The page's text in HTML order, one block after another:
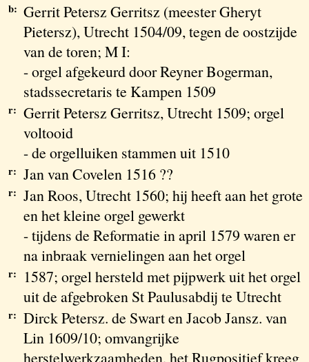
b: Gerrit Petersz Gerritsz (meester Gheryt
Pietersz), Utrecht 1504/09, tegen de oostzijde
van de toren; M I:
- orgel afgekeurd door Reyner Bogerman,
stadssecretaris te Kampen 1509
r: Gerrit Petersz Gerritsz, Utrecht 1509; orgel
voltooid
- de orgelluiken stammen uit 1510
r: Jan van Covelen 1516 ??
r: Jan Roos, Utrecht 1560; hij heeft aan het grote
en het kleine orgel gewerkt
- tijdens de Reformatie in april 1579 waren er
na inbraak vernielingen aan het orgel
r:
1587; orgel hersteld met pijpwerk uit het orgel
uit de afgebroken St Paulusabdij te Utrecht
r: Dirck Petersz. de Swart en Jacob Jansz. van
Lin 1609/10; omvangrijke
herstelwerkzaamheden, het Rugpositief kreeg